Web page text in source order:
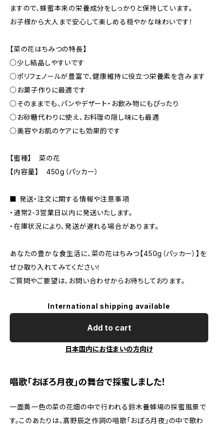
ますので、蜂蜜本来の栄養成分をしっかりと保持しています。
お子様から大人まで安心して楽しめる穏やかな味わいです！
【菜の花はちみつの特長】
○少し結晶しやすいです
○ポリフェノールが豊富で、健康維持に役立つ栄養素を含みます
○お菓子作りに最適です
○そのままでも、パンやデザート・お飲み物にもぴったり
○お砂糖代わりに使え、お料理の隠し味にも最適
○美容やお肌のケアにも効果的です
【蜜種】 菜の花
【内容量】 450g（パッカー）
■ 発送・注文に関する情報や注意事項
・通常2-3営業日以内に発送いたします。
・在庫状況により、発送が遅れる場合があります。
あなたの豊かな食生活に、菜の花はちみつ【450g（パッカー）】を
ぜひ取り入れてみてください！
ご質問やご要望は、お問い合わせからお待ちしております。
International shipping available
Add to cart
日本国内にお住まいの方向け
唱歌「おぼろ月夜」の舞台で採蜜しました！
一面黄一色の菜の花畑の中で行われる鈴木養蜂場の採蜜風景で
す。このあたりは、髙野辰之作詞の唱歌「おぼろ月夜」の中で歌わ